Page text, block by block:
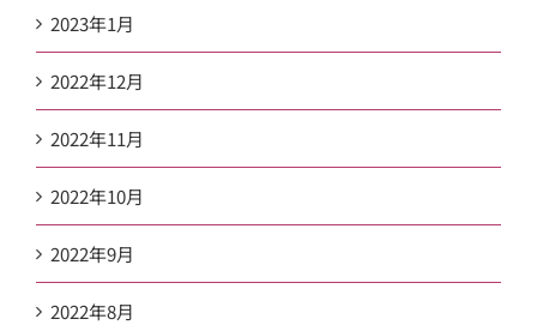
2023年1月
2022年12月
2022年11月
2022年10月
2022年9月
2022年8月